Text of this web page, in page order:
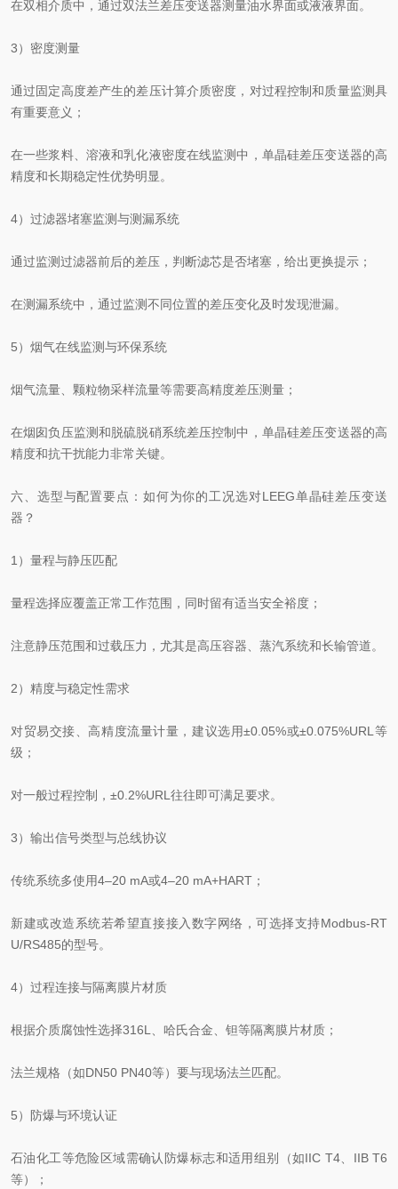
在双相介质中，通过双法兰差压变送器测量油水界面或液液界面。
3）密度测量
通过固定高度差产生的差压计算介质密度，对过程控制和质量监测具
有重要意义；
在一些浆料、溶液和乳化液密度在线监测中，单晶硅差压变送器的高
精度和长期稳定性优势明显。
4）过滤器堵塞监测与测漏系统
通过监测过滤器前后的差压，判断滤芯是否堵塞，给出更换提示；
在测漏系统中，通过监测不同位置的差压变化及时发现泄漏。
5）烟气在线监测与环保系统
烟气流量、颗粒物采样流量等需要高精度差压测量；
在烟囱负压监测和脱硫脱硝系统差压控制中，单晶硅差压变送器的高
精度和抗干扰能力非常关键。
六、选型与配置要点：如何为你的工况选对LEEG单晶硅差压变送
器？
1）量程与静压匹配
量程选择应覆盖正常工作范围，同时留有适当安全裕度；
注意静压范围和过载压力，尤其是高压容器、蒸汽系统和长输管道。
2）精度与稳定性需求
对贸易交接、高精度流量计量，建议选用±0.05%或±0.075%URL等
级；
对一般过程控制，±0.2%URL往往即可满足要求。
3）输出信号类型与总线协议
传统系统多使用4–20 mA或4–20 mA+HART；
新建或改造系统若希望直接接入数字网络，可选择支持Modbus‑RT
U/RS485的型号。
4）过程连接与隔离膜片材质
根据介质腐蚀性选择316L、哈氏合金、钽等隔离膜片材质；
法兰规格（如DN50 PN40等）要与现场法兰匹配。
5）防爆与环境认证
石油化工等危险区域需确认防爆标志和适用组别（如IIC T4、IIB T6
等）；